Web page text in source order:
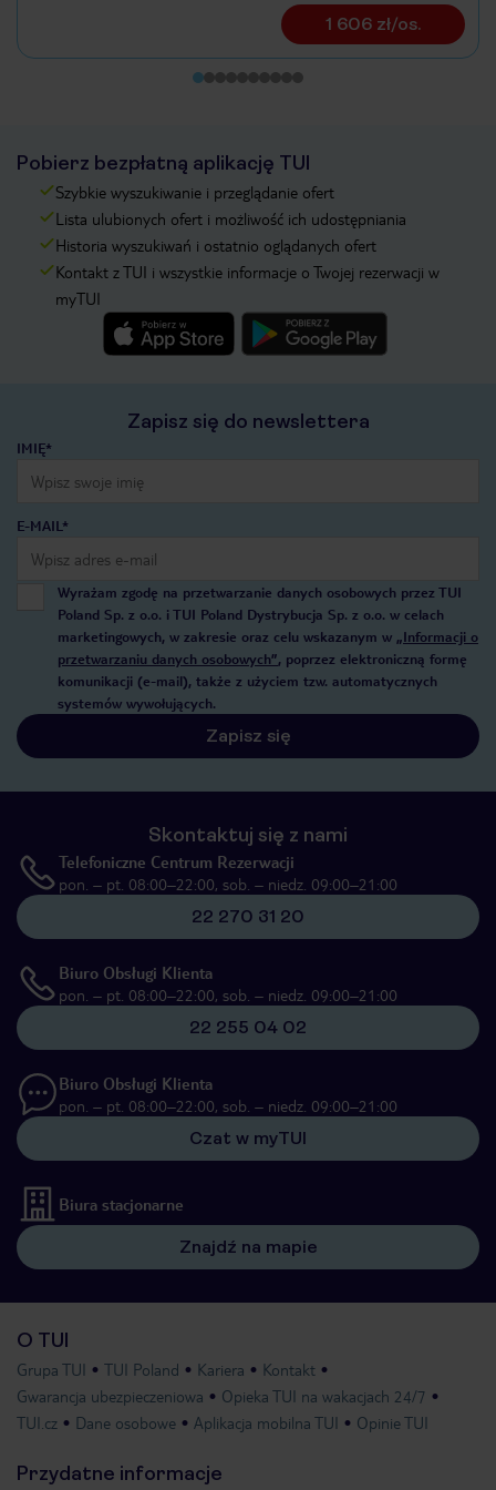
1 606 zł/os.
Pobierz bezpłatną aplikację TUI
Szybkie wyszukiwanie i przeglądanie ofert
Lista ulubionych ofert i możliwość ich udostępniania
Historia wyszukiwań i ostatnio oglądanych ofert
Kontakt z TUI i wszystkie informacje o Twojej rezerwacji w
myTUI
Zapisz się do newslettera
IMIĘ*
E-MAIL*
Wyrażam zgodę na przetwarzanie danych osobowych przez TUI
Poland Sp. z o.o. i TUI Poland Dystrybucja Sp. z o.o. w celach
marketingowych, w zakresie oraz celu wskazanym w „Informacji o
przetwarzaniu danych osobowych”, poprzez elektroniczną formę
komunikacji (e-mail), także z użyciem tzw. automatycznych
systemów wywołujących.
Zapisz się
Skontaktuj się z nami
Telefoniczne Centrum Rezerwacji
pon. – pt. 08:00–22:00, sob. – niedz. 09:00–21:00
22 270 31 20
Biuro Obsługi Klienta
pon. – pt. 08:00–22:00, sob. – niedz. 09:00–21:00
22 255 04 02
Biuro Obsługi Klienta
pon. – pt. 08:00–22:00, sob. – niedz. 09:00–21:00
Czat w myTUI
Biura stacjonarne
Znajdź na mapie
O TUI
Grupa TUI TUI Poland Kariera
Kontakt
Gwarancja ubezpieczeniowa
Opieka TUI na wakacjach 24/7
TUI.cz
Dane osobowe Aplikacja mobilna TUI Opinie TUI
Przydatne informacje